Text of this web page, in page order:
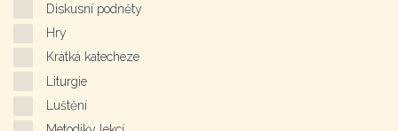
Diskusní podněty
Hry
Krátká katecheze
Liturgie
Luštění